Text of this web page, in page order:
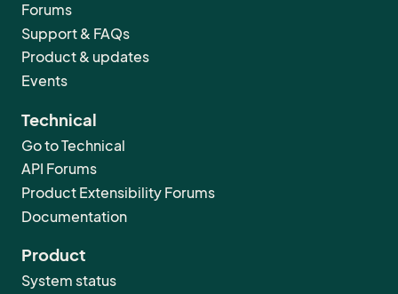
Forums
Support & FAQs
Product & updates
Events
Technical
Go to Technical
API Forums
Product Extensibility Forums
Documentation
Product
System status